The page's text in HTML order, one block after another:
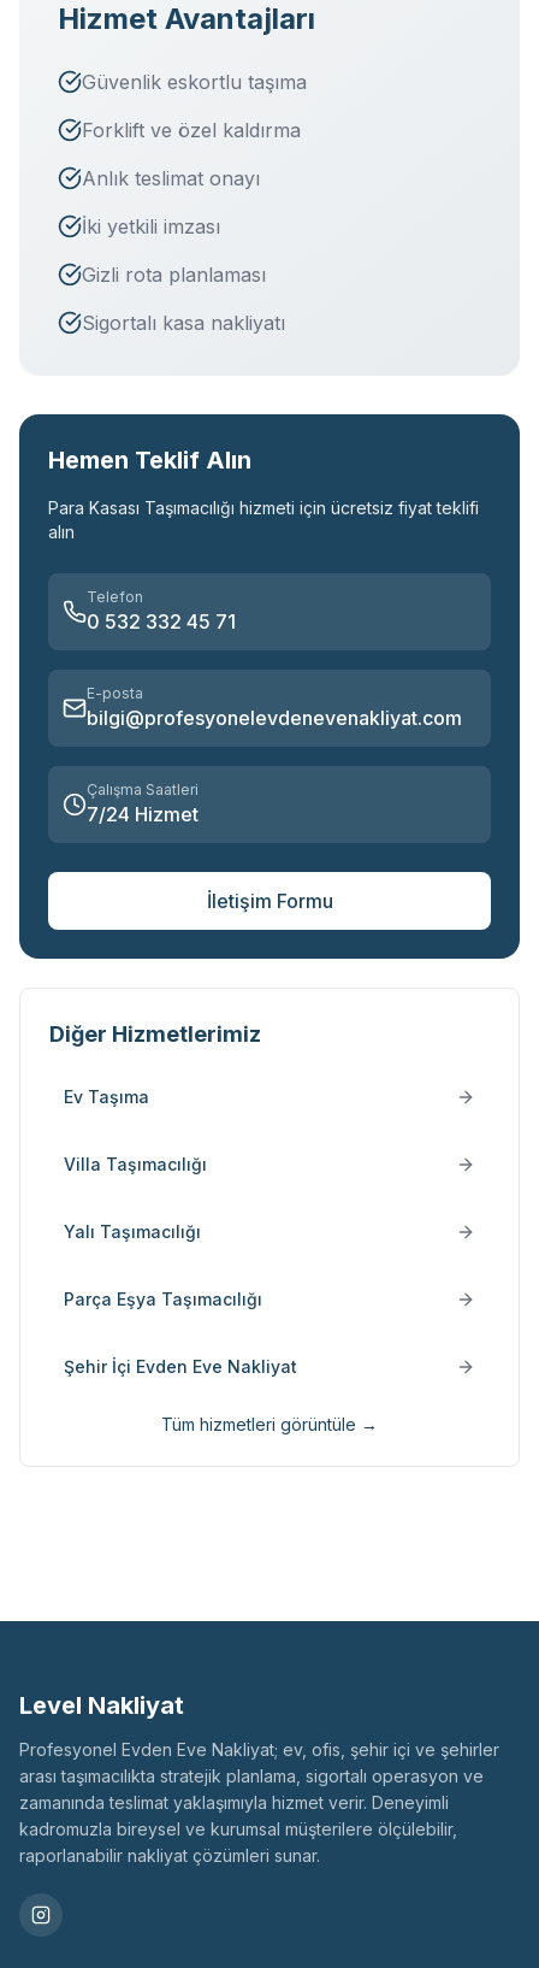
Hizmet Avantajları
Güvenlik eskortlu taşıma
Forklift ve özel kaldırma
Anlık teslimat onayı
İki yetkili imzası
Gizli rota planlaması
Sigortalı kasa nakliyatı
Hemen Teklif Alın
Para Kasası Taşımacılığı hizmeti için ücretsiz fiyat teklifi
alın
Telefon
0 532 332 45 71
E-posta
bilgi@profesyonelevdenevenakliyat.com
Çalışma Saatleri
7/24 Hizmet
İletişim Formu
Diğer Hizmetlerimiz
Ev Taşıma
Villa Taşımacılığı
Yalı Taşımacılığı
Parça Eşya Taşımacılığı
Şehir İçi Evden Eve Nakliyat
Tüm hizmetleri görüntüle →
Level Nakliyat
Profesyonel Evden Eve Nakliyat; ev, ofis, şehir içi ve şehirler
arası taşımacılıkta stratejik planlama, sigortalı operasyon ve
zamanında teslimat yaklaşımıyla hizmet verir. Deneyimli
kadromuzla bireysel ve kurumsal müşterilere ölçülebilir,
raporlanabilir nakliyat çözümleri sunar.